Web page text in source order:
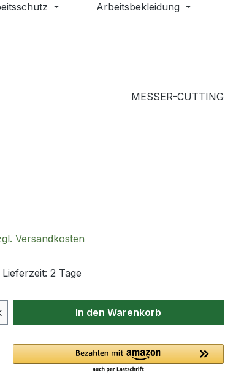
Arbeitsbekleidung
MESSER-CUTTING
Versandkosten
2 Tage
Gib den gewünschten Wert
In den Warenkorb